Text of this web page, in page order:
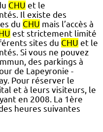
CHU et le
Il existe des
du CHU mais l’accès à
est strictement limité
sites du CHU et le
Si vous ne pouvez
des parkings à
de Lapeyronie -
Pour réserver le
et à leurs visiteurs, le
en 2008. La 1ère
heures suivantes